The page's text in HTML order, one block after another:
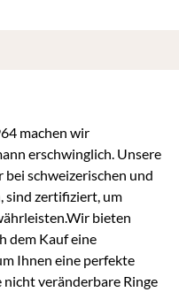
machen wir
erschwinglich. Unsere
schweizerischen und
sind zertifiziert, um
bieten
dem Kauf eine
Ihnen eine perfekte
nicht veränderbare Ringe